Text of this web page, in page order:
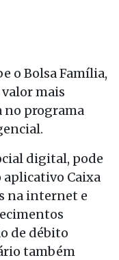
o Bolsa Família,
mais
no programa
digital, pode
Caixa
na internet e
de débito
também